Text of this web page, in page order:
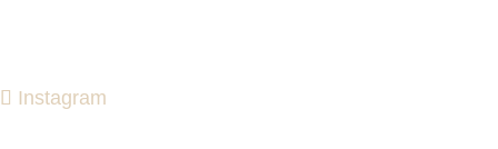
Instagram